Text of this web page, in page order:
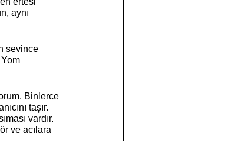
aynı
sevince
Binlerce
taşır.
vardır.
ve acılara